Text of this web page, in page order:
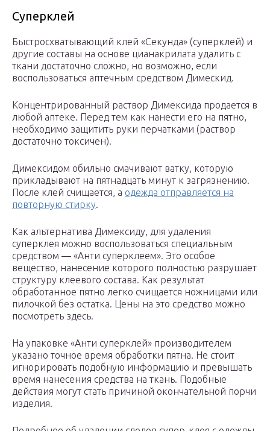
Суперклей
Быстросхватывающий клей «Секунда» (суперклей) и
другие составы на основе цианакрилата удалить с
ткани достаточно сложно, но возможно, если
воспользоваться аптечным средством Димескид.
Концентрированный раствор Димексида продается в
любой аптеке. Перед тем как нанести его на пятно,
необходимо защитить руки перчатками (раствор
достаточно токсичен).
Димексидом обильно смачивают ватку, которую
прикладывают на пятнадцать минут к загрязнению.
После клей счищается, а одежда отправляется на
повторную стирку.
Как альтернатива Димексиду, для удаления
суперклея можно воспользоваться специальным
средством — «Анти суперклеем». Это особое
вещество, нанесение которого полностью разрушает
структуру клеевого состава. Как результат
обработанное пятно легко счищается ножницами или
пилочкой без остатка. Цены на это средство можно
посмотреть здесь.
На упаковке «Анти суперклей» производителем
указано точное время обработки пятна. Не стоит
игнорировать подобную информацию и превышать
время нанесения средства на ткань. Подобные
действия могут стать причиной окончательной порчи
изделия.